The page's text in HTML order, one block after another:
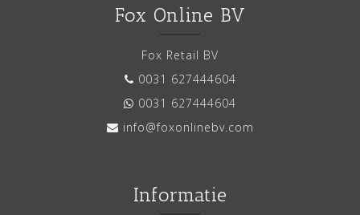
Fox Online BV
Fox Retail BV
0031 627444604
0031 627444604
info@foxonlinebv.com
Informatie